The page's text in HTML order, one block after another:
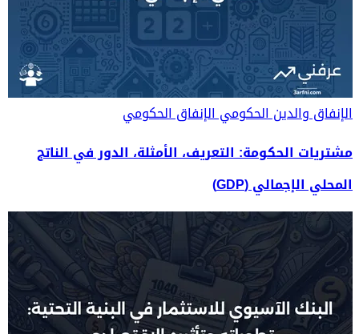
الإنفاق والدين الحكوميالإنفاق الحكومي
مشتريات الحكومة: التعريف، الأمثلة، الدور في الناتج
المحلي الإجمالي (GDP)